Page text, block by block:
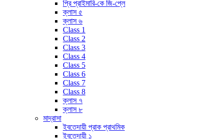
প্রি প্রাইমারি-কে জি-প্লে
ক্লাস ৫
ক্লাস ৬
Class 1
Class 2
Class 3
Class 4
Class 5
Class 6
Class 7
Class 8
ক্লাস ৭
ক্লাস ৮
মাদ্রাসা
ইবতেদায়ী প্রাক প্রাথমিক
ইবতেদায়ী ১